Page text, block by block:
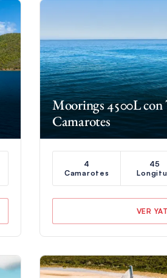
Moorings 4500L
Camarotes
4
Camarotes
45
VER